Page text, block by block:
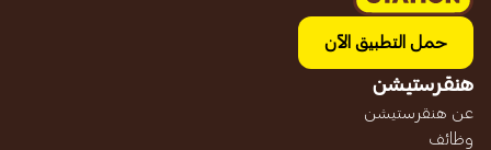
حمل التطبيق الآن
هنقرستيشن
عن هنقرستيشن
وظائف